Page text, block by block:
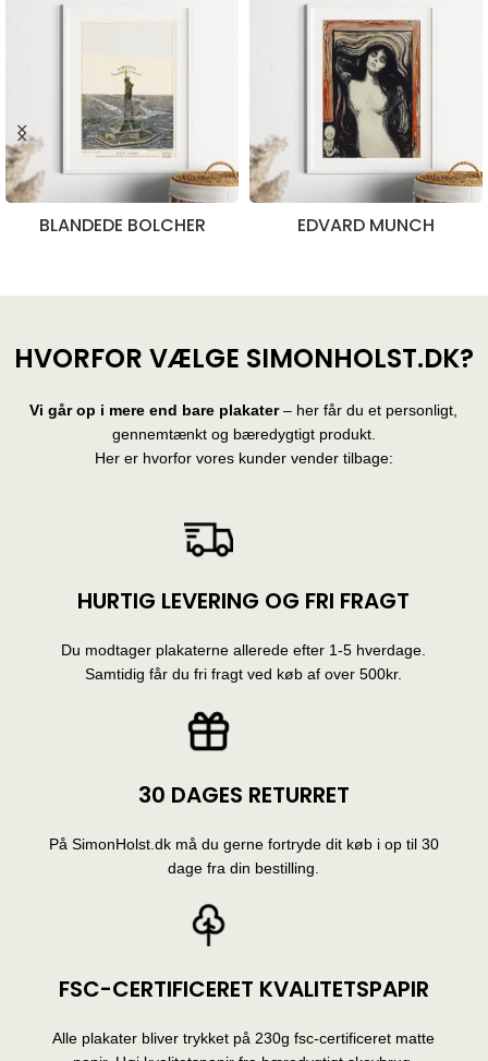
BLANDEDE BOLCHER EDVARD MUNCH
HVORFOR VÆLGE SIMONHOLST.DK?
Vi går op i mere end bare plakater– her får du et personligt,
gennemtænkt og bæredygtigt produkt.
Her er hvorfor vores kunder vender tilbage:
HURTIG LEVERING OG FRI FRAGT
Du modtager plakaterne allerede efter 1-5 hverdage.
Samtidig får du fri fragt ved køb af over 500kr.
30 DAGES RETURRET
På SimonHolst.dk må du gerne fortryde dit køb i op til 30
dage fra din bestilling.
FSC-CERTIFICERET KVALITETSPAPIR
Alle plakater bliver trykket på 230g fsc-certificeret matte